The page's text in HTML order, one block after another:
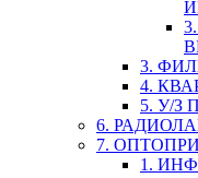
3.
4.
5. У/З
6.
7.
1.